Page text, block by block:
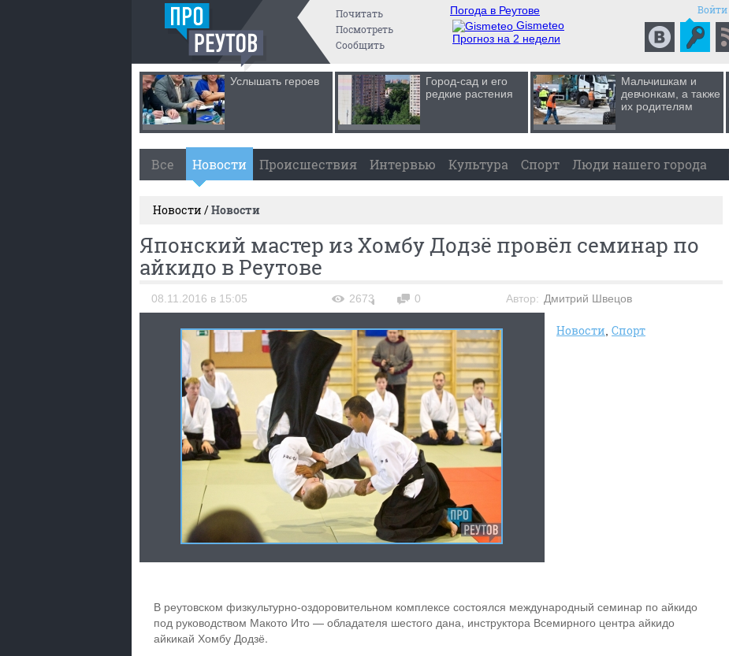
Почитать
Посмотреть
Сообщить
Погода в Реутове
Gismeteo
Прогноз на 2 недели
Войти
Услышать героев
Город-сад и его
редкие растения
Мальчишкам и
девчонкам, а также
их родителям
Все Новости Происшествия Интервью Культура Спорт Люди нашего города
Новости /Новости
Японский мастер из Хомбу Додзё провёл семинар по
айкидо в Реутове
08.11.2016 в 15:05 2673 0 Автор: Дмитрий Швецов
Новости Спорт
В реутовском физкультурно-оздоровительном комплексе состоялся международный семинар по айкидо
под руководством Макото Ито — обладателя шестого дана, инструктора Всемирного центра айкидо
айкикай Хомбу Додзё.